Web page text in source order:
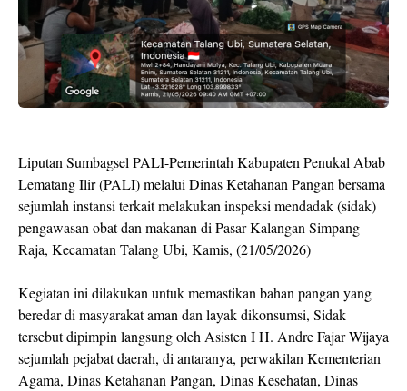
Liputan Sumbagsel PALI-Pemerintah Kabupaten Penukal Abab
Lematang Ilir (PALI) melalui Dinas Ketahanan Pangan bersama
sejumlah instansi terkait melakukan inspeksi mendadak (sidak)
pengawasan obat dan makanan di Pasar Kalangan Simpang
Raja, Kecamatan Talang Ubi, Kamis, (21/05/2026)
Kegiatan ini dilakukan untuk memastikan bahan pangan yang
beredar di masyarakat aman dan layak dikonsumsi, Sidak
tersebut dipimpin langsung oleh Asisten I H. Andre Fajar Wijaya
sejumlah pejabat daerah, di antaranya, perwakilan Kementerian
Agama, Dinas Ketahanan Pangan, Dinas Kesehatan, Dinas